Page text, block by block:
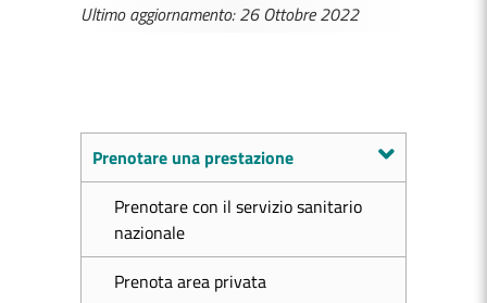
Ultimo aggiornamento: 26 Ottobre 2022
Prenotare una prestazione
Prenotare con il servizio sanitario
nazionale
Prenota area privata